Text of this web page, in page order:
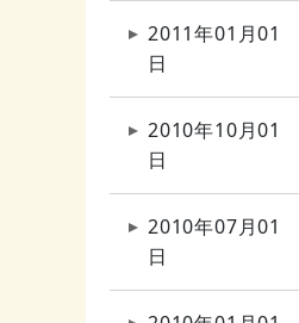
2011年01月01
日
2010年10月01
日
2010年07月01
日